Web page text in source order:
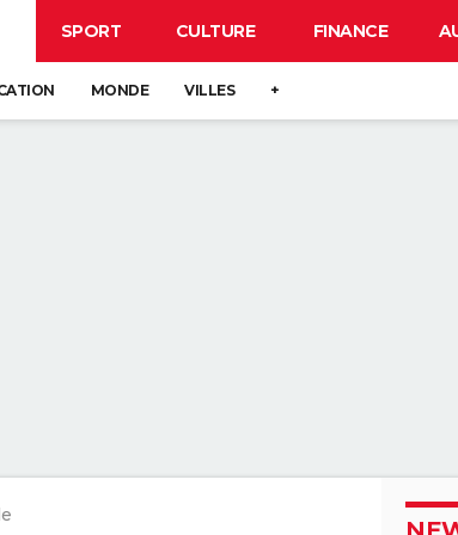
SPORT CULTURE FINANCE
MONDE VILLES +